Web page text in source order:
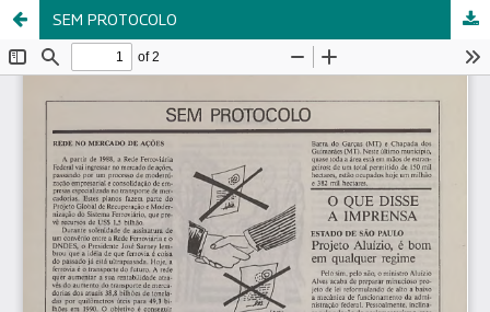
SEM PROTOCOLO